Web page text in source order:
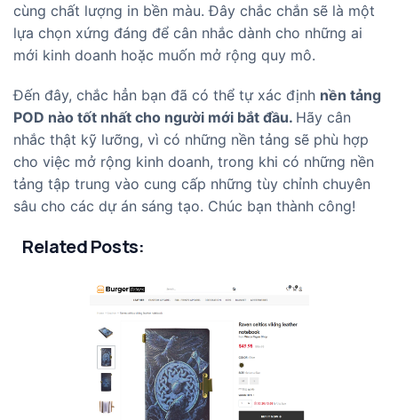
cùng chất lượng in bền màu. Đây chắc chắn sẽ là một
lựa chọn xứng đáng để cân nhắc dành cho những ai
mới kinh doanh hoặc muốn mở rộng quy mô.
Đến đây, chắc hẳn bạn đã có thể tự xác định nền tảng
POD nào tốt nhất cho người mới bắt đầu. Hãy cân
nhắc thật kỹ lưỡng, vì có những nền tảng sẽ phù hợp
cho việc mở rộng kinh doanh, trong khi có những nền
tảng tập trung vào cung cấp những tùy chỉnh chuyên
sâu cho các dự án sáng tạo. Chúc bạn thành công!
Related Posts: